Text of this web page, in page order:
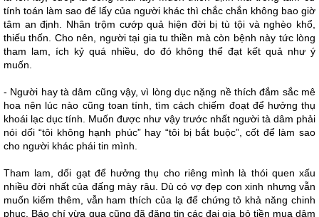
tính toán làm sao để lấy của người khác thì chắc chắn không bao giờ
tâm an định. Nhân trộm cướp quả hiện đời bị tù tội và nghèo khổ,
thiếu thốn. Cho nên, người tại gia tu thiền mà còn bệnh này tức lòng
tham lam, ích kỷ quá nhiều, do đó không thể đạt kết quả như ý
muốn.
- Người hay tà dâm cũng vậy, vì lòng dục nặng nề thích đắm sắc mê
hoa nên lúc nào cũng toan tính, tìm cách chiếm đoạt để hưởng thụ
khoái lạc dục tính. Muốn được như vậy trước nhất người tà dâm phải
nói dối “tôi không hạnh phúc” hay “tôi bị bắt buộc”, cốt để làm sao
cho người khác phái tin mình.
Tham lam, dối gạt để hưởng thụ cho riêng mình là thói quen xấu
nhiều đời nhất của đấng mày râu. Dù có vợ đẹp con xinh nhưng vẫn
muốn kiếm thêm, vẫn ham thích của lạ để chứng tỏ khả năng chinh
phục. Báo chí vừa qua cũng đã đăng tin các đại gia bỏ tiền mua dâm